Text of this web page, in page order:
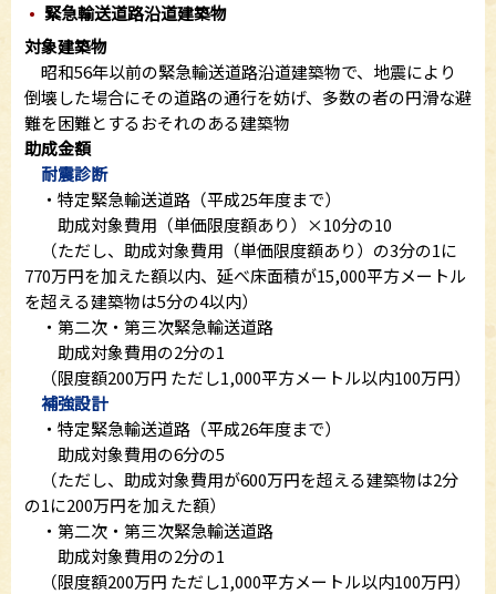
緊急輸送道路沿道建築物
対象建築物
昭和56年以前の緊急輸送道路沿道建築物で、地震により
倒壊した場合にその道路の通行を妨げ、多数の者の円滑な避
難を困難とするおそれのある建築物
助成金額
耐震診断
・特定緊急輸送道路（平成25年度まで）
助成対象費用（単価限度額あり）×10分の10
（ただし、助成対象費用（単価限度額あり）の3分の1に
770万円を加えた額以内、延べ床面積が15,000平方メートル
を超える建築物は5分の4以内）
・第二次・第三次緊急輸送道路
助成対象費用の2分の1
（限度額200万円 ただし1,000平方メートル以内100万円）
補強設計
・特定緊急輸送道路（平成26年度まで）
助成対象費用の6分の5
（ただし、助成対象費用が600万円を超える建築物は2分
の1に200万円を加えた額）
・第二次・第三次緊急輸送道路
助成対象費用の2分の1
（限度額200万円 ただし1,000平方メートル以内100万円）